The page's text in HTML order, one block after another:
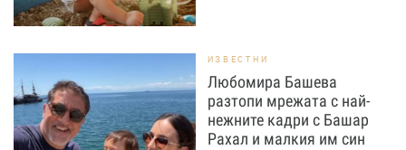
ИЗВЕСТНИ
Любомира Башева
разтопи мрежата с най-
нежните кадри с Башар
Рахал и малкия им син